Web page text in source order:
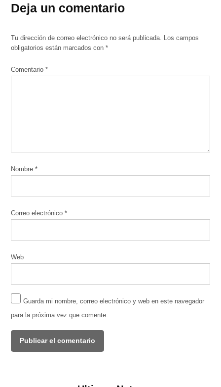
Deja un comentario
Tu dirección de correo electrónico no será publicada.
Los campos
obligatorios están marcados con*
Comentario*
Nombre*
Correo electrónico*
Web
Guarda mi nombre, correo electrónico y web en este navegador
para la próxima vez que comente.